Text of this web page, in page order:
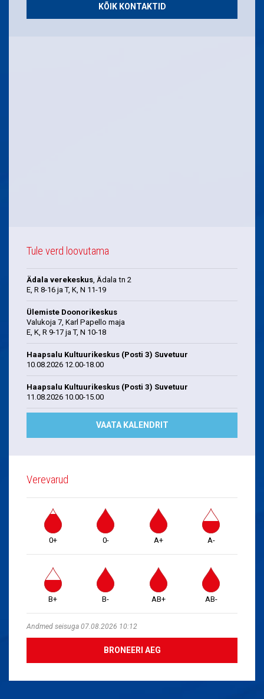
KÕIK KONTAKTID
Tule verd loovutama
Ädala verekeskus, Ädala tn 2
E, R 8-16 ja T, K, N 11-19
Ülemiste Doonorikeskus
Valukoja 7, Karl Papello maja
E, K, R 9-17 ja T, N 10-18
Haapsalu Kultuurikeskus (Posti 3) Suvetuur
10.08.2026 12.00-18.00
Haapsalu Kultuurikeskus (Posti 3) Suvetuur
11.08.2026 10.00-15.00
VAATA KALENDRIT
Verevarud
0+ 0- A+ A-
B+ B- AB+ AB-
Andmed seisuga 07.08.2026 10:12
BRONEERI AEG